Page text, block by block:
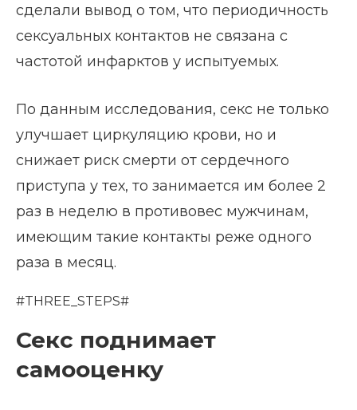
сделали вывод о том, что периодичность
сексуальных контактов не связана с
частотой инфарктов у испытуемых.
По данным исследования, секс не только
улучшает циркуляцию крови, но и
снижает риск смерти от сердечного
приступа у тех, то занимается им более 2
раз в неделю в противовес мужчинам,
имеющим такие контакты реже одного
раза в месяц.
#THREE_STEPS#
Секс поднимает
самооценку